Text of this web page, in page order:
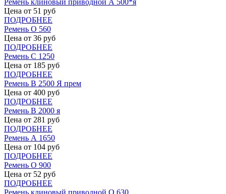
Цена от 51 руб
ПОДРОБНЕЕ
Ремень О 560
Цена от 36 руб
ПОДРОБНЕЕ
Ремень С 1250
Цена от 185 руб
ПОДРОБНЕЕ
Ремень В 2500 Я прем
Цена от 400 руб
ПОДРОБНЕЕ
Ремень В 2000 я
Цена от 281 руб
ПОДРОБНЕЕ
Ремень А 1650
Цена от 104 руб
ПОДРОБНЕЕ
Ремень О 900
Цена от 52 руб
ПОДРОБНЕЕ
Ремень клиновый приводной О 630